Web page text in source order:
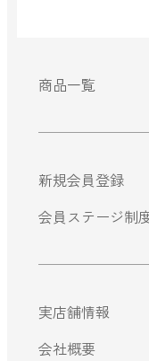
商品一覧
新規会員登録
会員ステージ制
実店舗情報
会社概要